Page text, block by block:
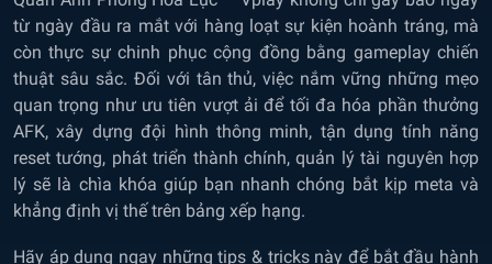
từ ngày đầu ra mắt với hàng loạt sự kiện hoành tráng, mà
còn thực sự chinh phục cộng đồng bằng gameplay chiến
thuật sâu sắc. Đối với tân thủ, việc nắm vững những mẹo
quan trọng như ưu tiên vượt ải để tối đa hóa phần thưởng
AFK, xây dựng đội hình thông minh, tận dụng tính năng
reset tướng, phát triển thành chính, quản lý tài nguyên hợp
lý sẽ là chìa khóa giúp bạn nhanh chóng bắt kịp meta và
khẳng định vị thế trên bảng xếp hạng.
Hãy áp dụng ngay những tips & tricks này để bắt đầu hành